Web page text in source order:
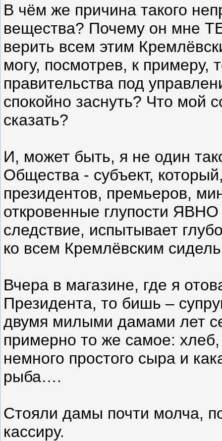
В чём же причина такого
вещества? Почему он мне
верить всем этим
могу, посмотрев, к примеру,
правительства под
спокойно заснуть? Что мой
сказать?
И, может быть, я не один
Общества - субъект,
президентов, премьеров,
откровенные глупости
следствие, испытывает
ко всем Кремлёвским
Вчера в магазине, где я
Президента, то бишь –
двумя милыми дамами лет
примерно то же самое:
немного простого сыра и
рыба….
Стояли дамы почти молча,
кассиру.